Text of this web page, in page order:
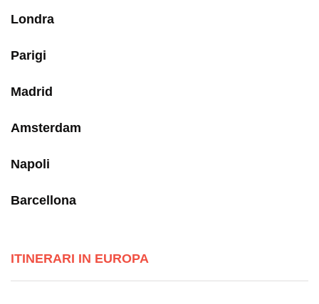
Londra
Parigi
Madrid
Amsterdam
Napoli
Barcellona
ITINERARI IN EUROPA